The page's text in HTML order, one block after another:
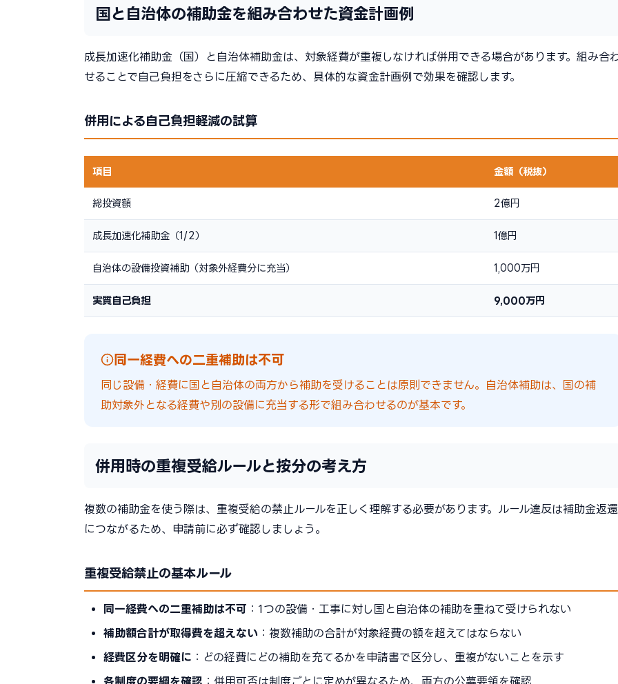
国と自治体の補助金を組み合わせた資金計画例
成長加速化補助金（国）と自治体補助金は、対象経費が重複しなければ併用できる場合があります。組み合
せることで自己負担をさらに圧縮できるため、具体的な資金計画例で効果を確認します。
併用による自己負担軽減の試算
項目 金額（税抜）
総投資額 2億円
成長加速化補助金（1/2） 1億円
自治体の設備投資補助（対象外経費分に充当） 1,000万円
実質自己負担 9,000万円
同一経費への二重補助は不可
同じ設備・経費に国と自治体の両方から補助を受けることは原則できません。自治体補助は、国の補
助対象外となる経費や別の設備に充当する形で組み合わせるのが基本です。
併用時の重複受給ルールと按分の考え方
複数の補助金を使う際は、重複受給の禁止ルールを正しく理解する必要があります。ルール違反は補助金返還
につながるため、申請前に必ず確認しましょう。
重複受給禁止の基本ルール
同一経費への二重補助は不可 ：1つの設備・工事に対し国と自治体の補助を重ねて受けられない
補助額合計が取得費を超えない ：複数補助の合計が対象経費の額を超えてはならない
経費区分を明確に ：どの経費にどの補助を充てるかを申請書で区分し、重複がないことを示す
各制度の要綱を確認 ：併用可否は制度ごとに定めが異なるため、両方の公募要領を確認